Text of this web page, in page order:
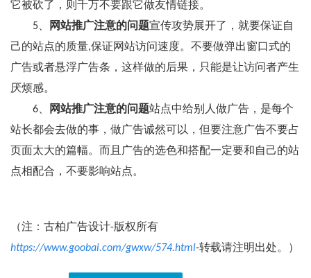
它被砍了，则千万不要跟它做友情链接。
5、
网站推广注意的问题宣传攻势展开了，就要保证自
己的站点的质量,保证网站访问速度。不要做弹出窗口式的
广告或者悬浮广告条，这样做的后果，只能是让访问者产生
厌烦感。
6、
网站推广注意的问题站点中给别人做广告，是每个
站长都会去做的事，做广告诚然可以，但要注意广告不要占
页面太大的篇幅。而且广告的选色和搭配一定要和自己的站
点相配合，不要影响站点。
（注：古柏广告设计-版权所有
https://www.goobai.com/gwxw/574.html-转载请注明出处。）